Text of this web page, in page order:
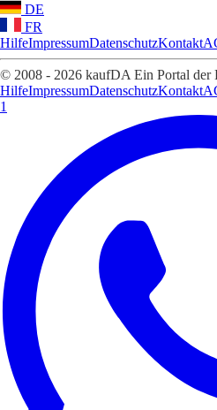
DE
FR
HilfeImpressumDatenschutzKontakt
© 2008 - 2026 kaufDA Ein Portal der
HilfeImpressumDatenschutzKontakt
1